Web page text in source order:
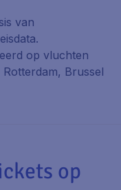
van
op vluchten
Brussel
op